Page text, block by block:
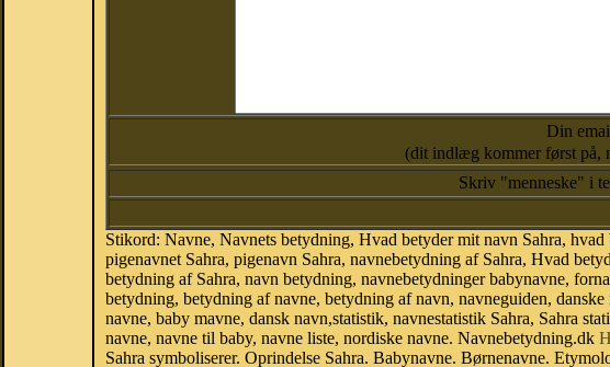
Din
(dit indlæg kommer først på,
Skriv "menneske" i
Stikord: Navne, Navnets betydning, Hvad betyder mit navn Sahra,
pigenavnet Sahra, pigenavn Sahra, navnebetydning af Sahra, Hvad
betydning af Sahra, navn betydning, navnebetydninger babynavne,
betydning, betydning af navne, betydning af navn, navneguiden,
navne, baby mavne, dansk navn,statistik, navnestatistik Sahra, Sahra
navne, navne til baby, navne liste, nordiske navne. Navnebetydning.dk
Sahra symboliserer. Oprindelse Sahra. Babynavne. Børnenavne.